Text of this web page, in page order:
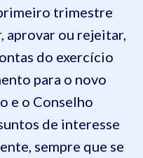
trimestre
aprovar ou rejeitar,
do exercício
para o novo
e o Conselho
de interesse
sempre que se